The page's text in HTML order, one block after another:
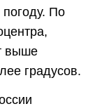
По
выше
градусов.